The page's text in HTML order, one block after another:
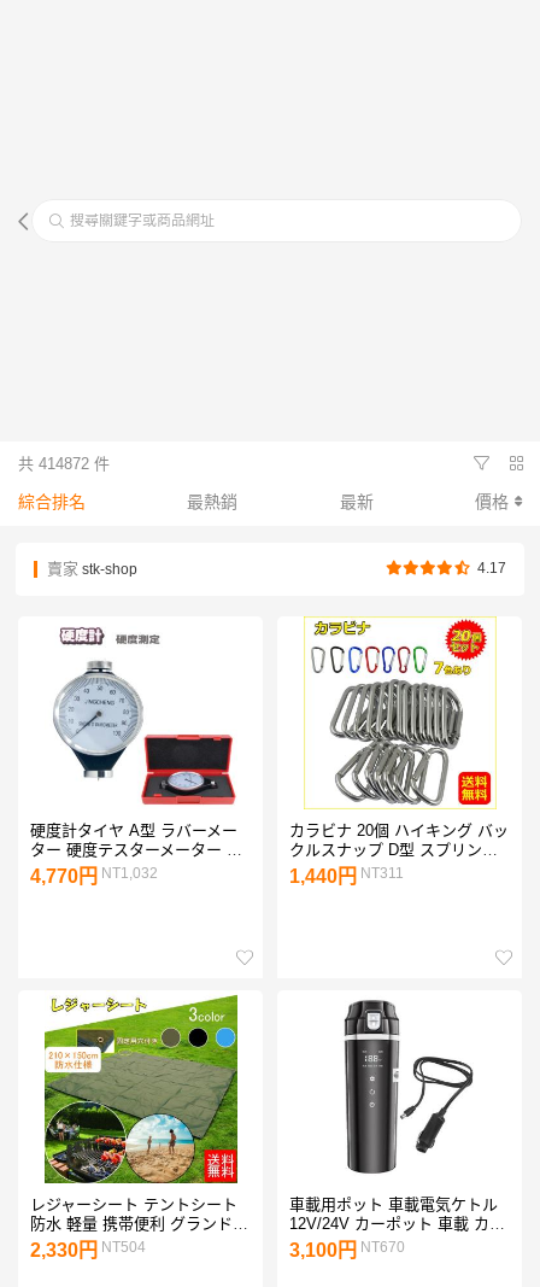
搜尋關鍵字或商品網址
共 414872 件
綜合排名 最熱銷 最新 價格
賣家 stk-shop 4.17
硬度計タイヤ A型 ラバーメー
ター 硬度テスターメーター ワ
ックス硬度測定 ショアー硬度
デュロメーターテスター タイ
4,770円 NT1,032
カラビナ 20個 ハイキング バッ
クルスナップ D型 スプリング
クリップ フック キーホルダー
登山用カラビナ キーリング メ
1,440円 NT311
レジャーシート テントシート
防水 軽量 携帯便利 グランドシ
ート 210 x 150cm 収納袋付き
運動会 キャンプ 花火大会 花見
2,330円 NT504
車載用ポット 車載電気ケトル
12V/24V カーポット 車載 カッ
プ 温度表示 304ステンレス鋼
旅行暖房マグカップ 魔法瓶 車
3,100円 NT670